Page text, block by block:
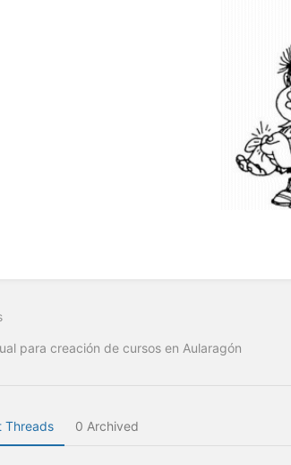
para creación de cursos en Aularagón
Threads 0 Archived